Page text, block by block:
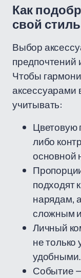
Как
свой
Выбор
предпочтений
Чтобы
аксессуарами
учитывать:
Цветовую
либо
основной
подходят
нарядам,
сложным
Личный
не только
удобными.
Событие